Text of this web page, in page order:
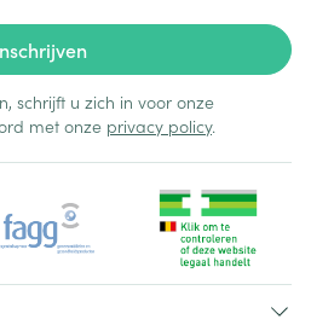
schrijft u zich in voor onze
met onze privacy policy.